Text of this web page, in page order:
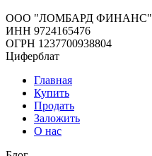
ООО "ЛОМБАРД ФИНАНС"
ИНН 9724165476
ОГРН 1237700938804
Циферблат
Главная
Купить
Продать
Заложить
О нас